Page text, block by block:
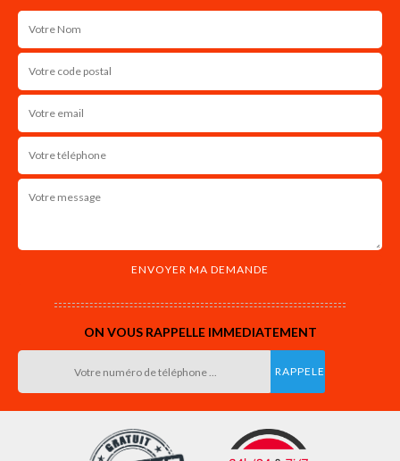
ON VOUS RAPPELLE IMMEDIATEMENT